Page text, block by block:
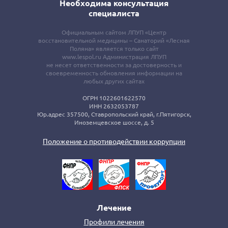
Необходима консультация
специалиста
Официальным сайтом ЛПУП «Центр
восстановительной медицины – Санаторий «Лесная
Поляна» является только сайт
www.lespol.ru Администрация ЛПУП
не несет ответственности за достоверность и
своевременность обновления информации на
любых других сайтах
ОГРН 1022601622570
ИНН 2632053787
Юр.адрес 357500, Ставропольский край, г.Пятигорск,
Иноземцевское шоссе, д. 5
Положение о противодействии коррупции
Лечение
Профили лечения